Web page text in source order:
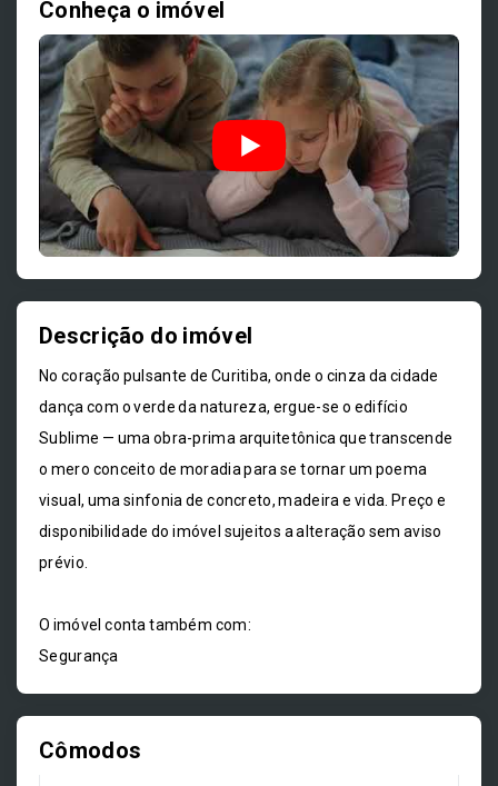
Conheça o imóvel
Descrição do imóvel
No coração pulsante de Curitiba, onde o cinza da cidade
dança com o verde da natureza, ergue-se o edifício
Sublime — uma obra-prima arquitetônica que transcende
o mero conceito de moradia para se tornar um poema
visual, uma sinfonia de concreto, madeira e vida. Preço e
disponibilidade do imóvel sujeitos a alteração sem aviso
prévio.
O imóvel conta também com:
Segurança
Cômodos